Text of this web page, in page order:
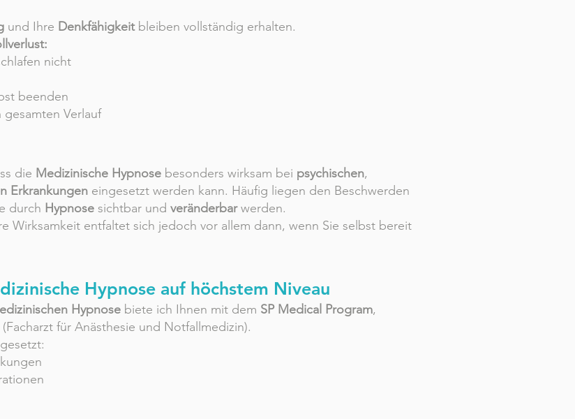
und Ihre Denkfähigkeitbleiben vollständig erhalten.
nicht
beenden
Verlauf
die Medizinische Hypnose besonders wirksam bei psychischen,
Erkrankungen eingesetzt werden kann. Häufig liegen den Beschwerden
durch Hypnose sichtbar und veränderbarwerden.
Wirksamkeit entfaltet sich jedoch vor allem dann, wenn Sie selbst bereit
Hypnose auf höchstem Niveau
Hypnose biete ich Ihnen mit dem SP Medical Program,
für Anästhesie und Notfallmedizin).